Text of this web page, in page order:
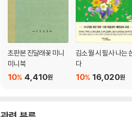
개아미
부헝새
초판본 진달래꽃 미니
미니북
4,410원
10%
김소월 시 필사 나는
다
16,020원
10%